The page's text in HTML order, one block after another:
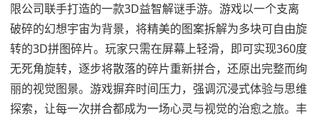
限公司联手打造的一款3D益智解谜手游。游戏以一个支离
破碎的幻想宇宙为背景，将精美的图案拆解为多块可自由旋
转的3D拼图碎片。玩家只需在屏幕上轻滑，即可实现360度
无死角旋转，逐步将散落的碎片重新拼合，还原出完整而绚
丽的视觉图景。游戏摒弃时间压力，强调沉浸式体验与思维
探索，让每一次拼合都成为一场心灵与视觉的治愈之旅。丰